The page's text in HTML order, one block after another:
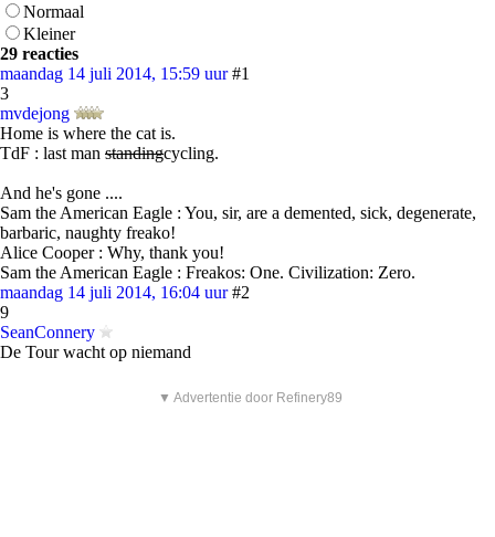
Normaal
Kleiner
29 reacties
maandag 14 juli 2014, 15:59 uur #1
3
mvdejong
Home is where the cat is.
TdF : last man standingcycling.
And he's gone ....
Sam the American Eagle : You, sir, are a demented, sick, degenerate,
barbaric, naughty freako!
Alice Cooper : Why, thank you!
Sam the American Eagle : Freakos: One. Civilization: Zero.
maandag 14 juli 2014, 16:04 uur #2
9
SeanConnery
De Tour wacht op niemand
▼ Advertentie door Refinery89